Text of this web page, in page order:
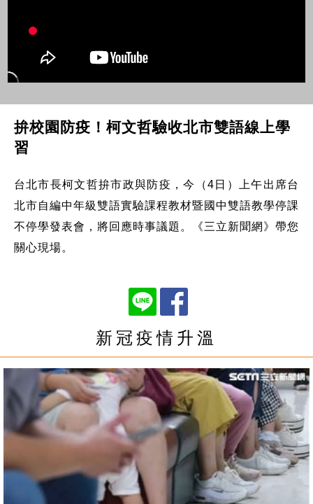
拚校園防疫！柯文哲驗收北市雙語線上學
習
台北市長柯文哲拚市政與防疫，今（4日）上午出席台
北市自編中年級雙語實驗課程教材暨國中雙語教學停課
不停學發表會，將回應時事議題。《三立新聞網》帶您
關心現場。
新冠疫情升溫